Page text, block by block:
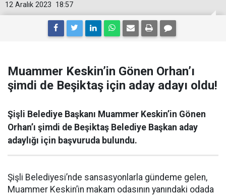
18:57
12 Aralık 2023
Muammer Keskin’in Gönen Orhan’ı
şimdi de Beşiktaş için aday adayı oldu!
Şişli Belediye Başkanı Muammer Keskin’in Gönen
Orhan’ı şimdi de Beşiktaş Belediye Başkan aday
adaylığı için başvuruda bulundu.
Şişli Belediyesi’nde sansasyonlarla gündeme gelen,
Muammer Keskin’in makam odasının yanındaki odada